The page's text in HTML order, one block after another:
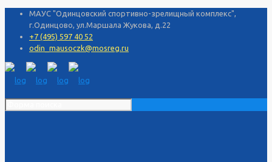
МАУС "Одинцовский спортивно-зрелищный комплекс",
г.Одинцово, ул.Маршала Жукова, д.22
+7 (495) 597 40 52
odin_mausoczk@mosreg.ru